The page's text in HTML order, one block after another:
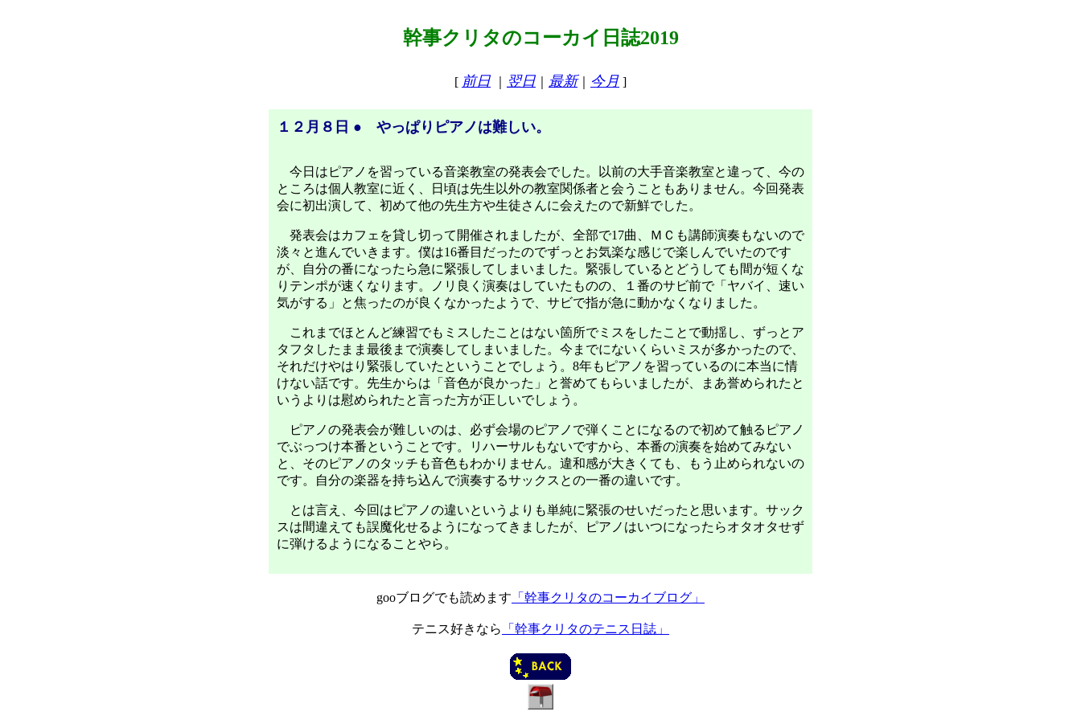
幹事クリタのコーカイ日誌2019
[ 前日 翌日 最新｜ 今月 ]
１２月８日 ● やっぱりピアノは難しい。
今日はピアノを習っている音楽教室の発表会でした。以前の大手音楽教室と違って、今の
ところは個人教室に近く、日頃は先生以外の教室関係者と会うこともありません。今回発表
会に初出演して、初めて他の先生方や生徒さんに会えたので新鮮でした。
発表会はカフェを貸し切って開催されましたが、全部で17曲、ＭＣも講師演奏もないので
淡々と進んでいきます。僕は16番目だったのでずっとお気楽な感じで楽しんでいたのです
が、自分の番になったら急に緊張してしまいました。緊張しているとどうしても間が短くな
りテンポが速くなります。ノリ良く演奏はしていたものの、１番のサビ前で「ヤバイ、速い
気がする」と焦ったのが良くなかったようで、サビで指が急に動かなくなりました。
これまでほとんど練習でもミスしたことはない箇所でミスをしたことで動揺し、ずっとア
タフタしたまま最後まで演奏してしまいました。今までにないくらいミスが多かったので、
それだけやはり緊張していたということでしょう。8年もピアノを習っているのに本当に情
けない話です。先生からは「音色が良かった」と誉めてもらいましたが、まあ誉められたと
いうよりは慰められたと言った方が正しいでしょう。
ピアノの発表会が難しいのは、必ず会場のピアノで弾くことになるので初めて触るピアノ
でぶっつけ本番ということです。リハーサルもないですから、本番の演奏を始めてみない
と、そのピアノのタッチも音色もわかりません。違和感が大きくても、もう止められないの
です。自分の楽器を持ち込んで演奏するサックスとの一番の違いです。
とは言え、今回はピアノの違いというよりも単純に緊張のせいだったと思います。サック
スは間違えても誤魔化せるようになってきましたが、ピアノはいつになったらオタオタせず
に弾けるようになることやら。
gooブログでも読めます 「幹事クリタのコーカイブログ」
テニス好きなら 「幹事クリタのテニス日誌」